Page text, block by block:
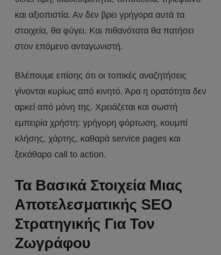
και αξιοπιστία. Αν δεν βρει γρήγορα αυτά τα
στοιχεία, θα φύγει. Και πιθανότατα θα πατήσει
στον επόμενο ανταγωνιστή.
Βλέπουμε επίσης ότι οι τοπικές αναζητήσεις
γίνονται κυρίως από κινητό. Άρα η ορατότητα δεν
αρκεί από μόνη της. Χρειάζεται και σωστή
εμπειρία χρήστη: γρήγορη φόρτωση, κουμπί
κλήσης, χάρτης, καθαρά service pages και
ξεκάθαρο call to action.
Τα Βασικά Στοιχεία Μιας
Αποτελεσματικής SEO
Στρατηγικής Για Τον
Ζωγράφου